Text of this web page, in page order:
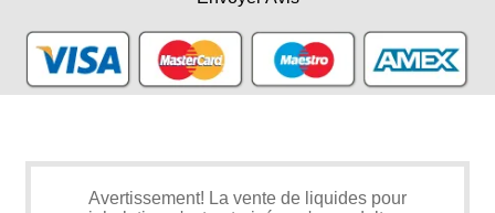
Avertissement! La vente de liquides pour